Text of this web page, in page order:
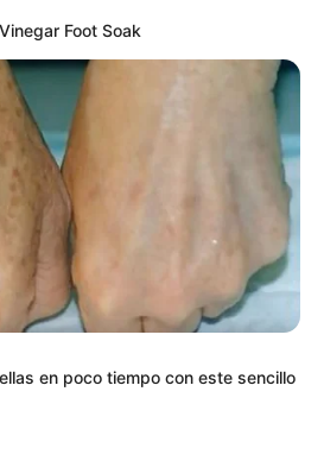
del Gobierno Nacional y
únicamente toque de
Foot Soak
en poco tiempo con este sencillo